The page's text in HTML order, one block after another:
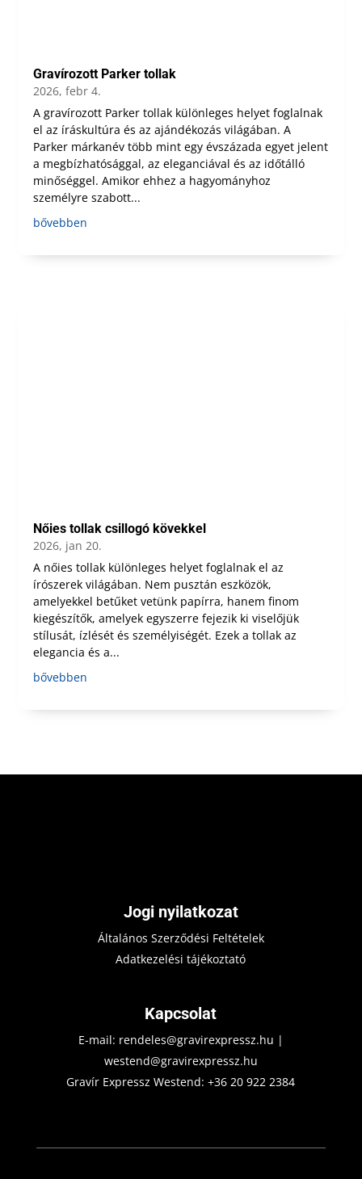
Gravírozott Parker tollak
2026, febr 4.
A gravírozott Parker tollak különleges helyet foglalnak
el az íráskultúra és az ajándékozás világában. A
Parker márkanév több mint egy évszázada egyet jelent
a megbízhatósággal, az eleganciával és az időtálló
minőséggel. Amikor ehhez a hagyományhoz
személyre szabott...
bővebben
Nőies tollak csillogó kövekkel
2026, jan 20.
A nőies tollak különleges helyet foglalnak el az
írószerek világában. Nem pusztán eszközök,
amelyekkel betűket vetünk papírra, hanem finom
kiegészítők, amelyek egyszerre fejezik ki viselőjük
stílusát, ízlését és személyiségét. Ezek a tollak az
elegancia és a...
bővebben
Jogi nyilatkozat
Általános Szerződési Feltételek
Adatkezelési tájékoztató
Kapcsolat
E-mail: rendeles@gravirexpressz.hu |
westend@gravirexpressz.hu
Gravír Expressz Westend:+36 20 922 2384